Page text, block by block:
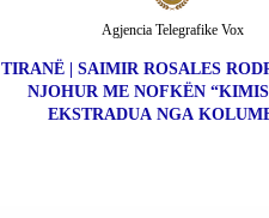
TIRANË | SAIMIR ROSALES
NJOHUR ME NOFKËN
EKSTRADUA NGA
Agjencia Telegrafike Vox